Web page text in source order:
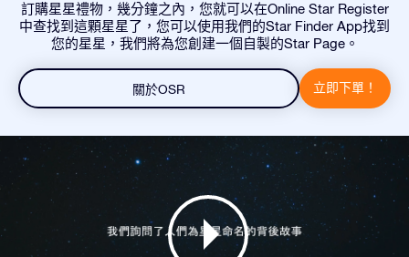
訂購星星禮物，幾分鐘之內，您就可以在Online Star Register
中查找到這顆星星了，您可以使用我們的Star Finder App找到
您的星星，我們將為您創建一個自製的Star Page。
關於OSR 立即下單！